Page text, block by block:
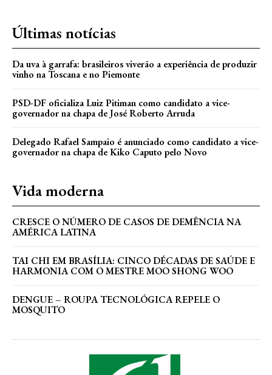
Últimas notícias
Da uva à garrafa: brasileiros viverão a experiência de produzir
vinho na Toscana e no Piemonte
PSD-DF oficializa Luiz Pitiman como candidato a vice-
governador na chapa de José Roberto Arruda
Delegado Rafael Sampaio é anunciado como candidato a vice-
governador na chapa de Kiko Caputo pelo Novo
Vida moderna
CRESCE O NÚMERO DE CASOS DE DEMÊNCIA NA
AMÉRICA LATINA
TAI CHI EM BRASÍLIA: CINCO DÉCADAS DE SAÚDE E
HARMONIA COM O MESTRE MOO SHONG WOO
DENGUE – ROUPA TECNOLÓGICA REPELE O
MOSQUITO